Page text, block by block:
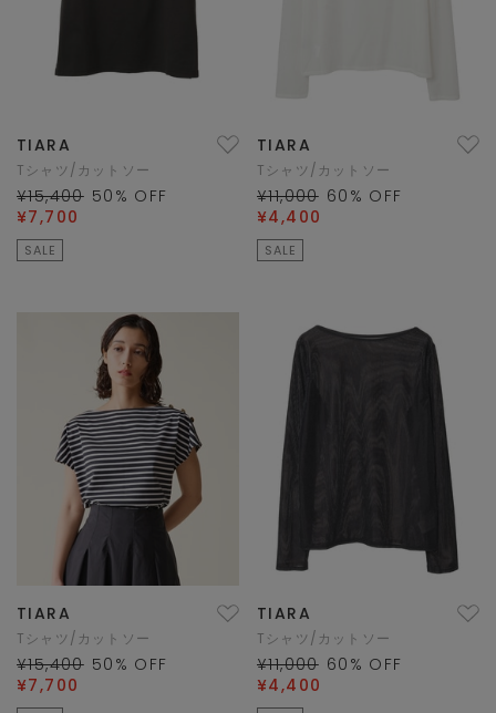
TIARA
Tシャツ/カットソー
¥15,400 50 % OFF
¥7,700
SALE
TIARA
Tシャツ/カットソー
¥11,000 60 % OFF
¥4,400
SALE
TIARA
Tシャツ/カットソー
¥15,400 50 % OFF
¥7,700
TIARA
Tシャツ/カットソー
¥11,000 60 % OFF
¥4,400